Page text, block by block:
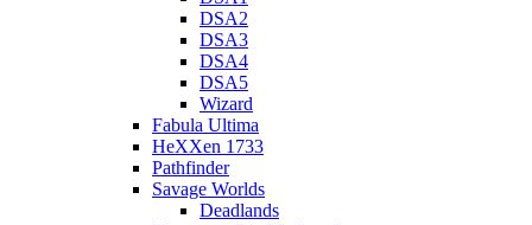
DSA2
DSA3
DSA4
DSA5
Wizard
Fabula Ultima
HeXXen 1733
Pathfinder
Savage Worlds
Deadlands